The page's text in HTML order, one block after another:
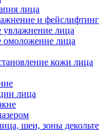
лица
и фейслифтинг
увлажнение лица
омоложение лица
кожи лица
лица
шеи, зоны декольте